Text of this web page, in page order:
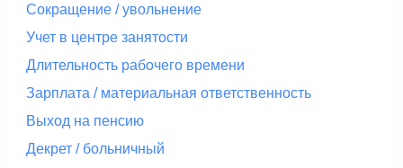
Сокращение / увольнение
Учет в центре занятости
Длительность рабочего времени
Зарплата / материальная ответственность
Выход на пенсию
Декрет / больничный